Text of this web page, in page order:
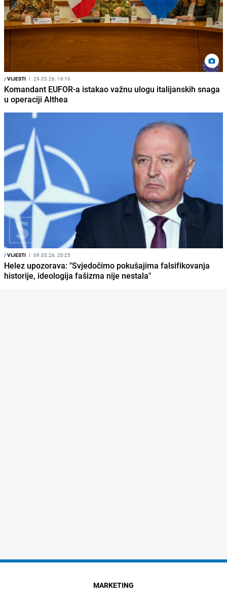
/VIJESTI I 29.05.26. 16:10
Komandant EUFOR-a istakao važnu ulogu italijanskih snaga
u operaciji Althea
/VIJESTI I 09.05.26. 20:25
Helez upozorava: "Svjedočimo pokušajima falsifikovanja
historije, ideologija fašizma nije nestala"
MARKETING